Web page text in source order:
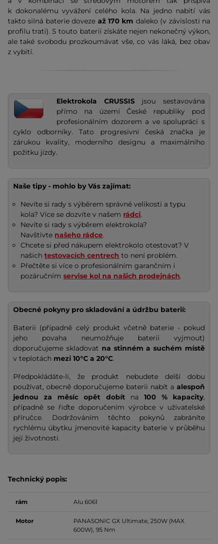
k dokonalému vyvážení celého kola. Na jedno nabití vás
takto silná baterie doveze až 170 km daleko (v závislosti na
profilu trati). S touto baterií získáte nejen nekonečný výkon,
ale také svobodu prozkoumávat vše, co vás láká, bez obav
z vybití.
Elektrokola CRUSSISjsou sestavována
přímo na území České republiky pod
profesionálním dozorem a ve spolupráci s
cyklo odborníky. Tato progresivní česká značka je
zárukou kvality, moderního designu a maximálního
požitku jízdy.
Naše tipy - mohlo by Vás zajímat:
Nevíte si rady s výběrem správné velikosti a typu
kola? Více se dozvíte v našem rádci.
Nevíte si rady s výběrem elektrokola?
Navštivte našeho rádce.
Chcete si před nákupem elektrokolo otestovat? V
našichtestovacích centrech to není problém.
Přečtěte si více o profesionálním garančním i
pozáručnímservise kol na našich prodejnách.
Obecné pokyny pro skladování a údržbu baterií:
Baterii (případně celý produkt včetně baterie - pokud
jeho povaha neumožňuje baterii vyjmout)
doporučujeme skladovat na stinném a suchém místě
v teplotách mezi 10°C a 20°C.
Předpokládáte-li, že produkt nebudete delší dobu
používat, obecně doporučujeme baterii nabít a alespoň
jednou za měsíc opět dobítna 100 % kapacity,
případně se řiďte doporučením výrobce v uživatelské
příručce. Dodržováním těchto pokynů zabráníte
rychlému úbytku jmenovité kapacity baterie v průběhu
její životnosti.
Technický popis:
rám Alu 6061
Motor
PANASONIC GX Ultimate, 250W (MAX
600W), 95 Nm